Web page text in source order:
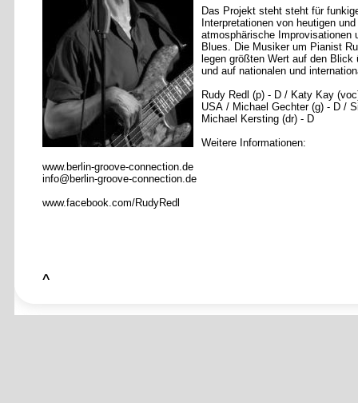
Das Projekt steht steht für
Interpretationen von heutigen
atmosphärische Improvisationen
Blues. Die Musiker um Pianist
legen größten Wert auf den
und auf nationalen und
Rudy Redl (p) - D / Katy Kay
USA / Michael Gechter (g) - D /
Michael Kersting (dr) - D
Weitere Informationen:
www.berlin-groove-connection.de
info@berlin-groove-connection.de
www.facebook.com/RudyRedl
^